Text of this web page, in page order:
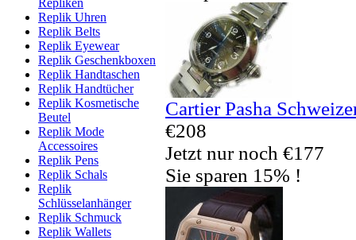
Repliken
Replik Uhren
Replik Belts
Replik Eyewear
Replik Geschenkboxen
Replik Handtaschen
Replik Handtücher
Replik Kosmetische
Beutel
Replik Mode
Accessoires
Replik Pens
Replik Schals
Replik
Schlüsselanhänger
Replik Schmuck
Replik Wallets
Cartier Pasha
€208
Jetzt nur noch €177
Sie sparen 15% !